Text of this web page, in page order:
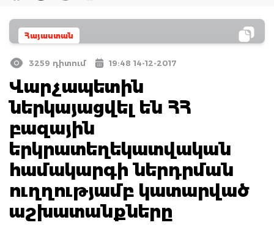
Հայաստան
3259 դիտում 19:48 14-12-2017
Վարչապետին
ներկայացվել են ՀՀ
բազային
երկրատեղեկատվական
համակարգի ներդրման
ուղղությամբ կատարված
աշխատանքները